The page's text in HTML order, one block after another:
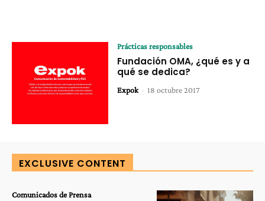
Prácticas responsables
Fundación OMA, ¿qué es y a
qué se dedica?
Expok - 18 octubre 2017
EXCLUSIVE CONTENT
Comunicados de Prensa